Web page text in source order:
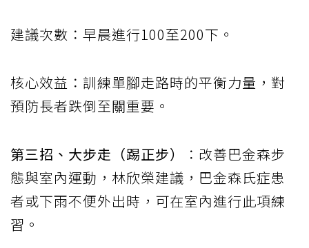
建議次數：早晨進行100至200下。
核心效益：訓練單腳走路時的平衡力量，對
預防長者跌倒至關重要。
第三招、大步走（踢正步）
：改善巴金森步
態與室內運動，林欣榮建議，巴金森氏症患
者或下雨不便外出時，可在室內進行此項練
習。